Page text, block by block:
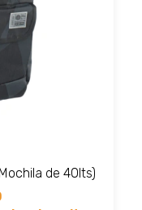
de 40lts)